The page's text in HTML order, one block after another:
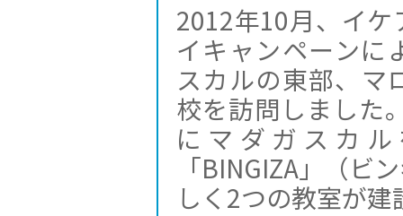
2012年10月、イ
イキャンペーンに
スカルの東部、マ
校を訪問しました
にマダガスカ
「BINGIZA」（ビ
しく2つの教室が